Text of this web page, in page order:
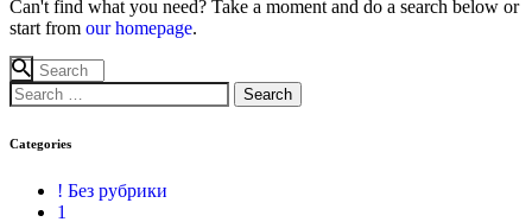
Can't find what you need? Take a moment and do a search below or
start from our homepage.
Categories
! Без рубрики
1